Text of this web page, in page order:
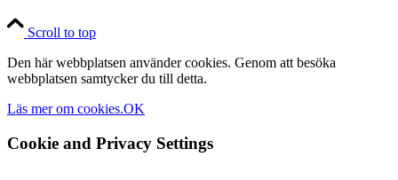
Scroll to top
Den här webbplatsen använder cookies. Genom att besöka
webbplatsen samtycker du till detta.
Läs mer om cookies.OK
Cookie and Privacy Settings